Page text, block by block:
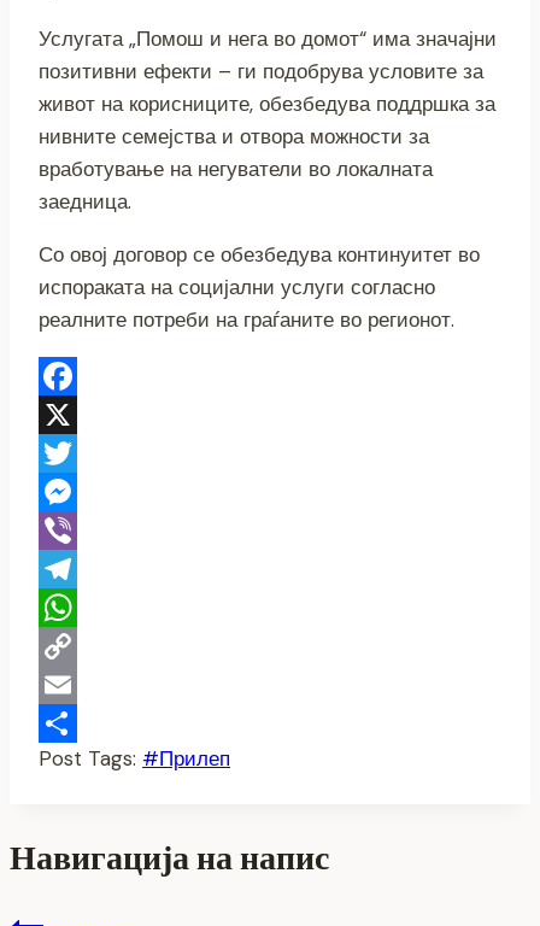
Услугата „Помош и нега во домот“ има значајни
позитивни ефекти – ги подобрува условите за
живот на корисниците, обезбедува поддршка за
нивните семејства и отвора можности за
вработување на негуватели во локалната
заедница.
Со овој договор се обезбедува континуитет во
испораката на социјални услуги согласно
реалните потреби на граѓаните во регионот.
Facebook
X
Twitter
Messenger
Viber
Telegram
WhatsApp
Copy
Link
Email
Share
Post Tags: #Прилеп
Навигација на напис